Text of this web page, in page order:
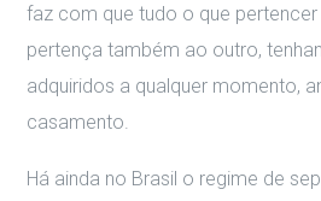
faz com que tudo o que
pertença também ao outro,
adquiridos a qualquer momento,
casamento.
Há ainda no Brasil o regime de